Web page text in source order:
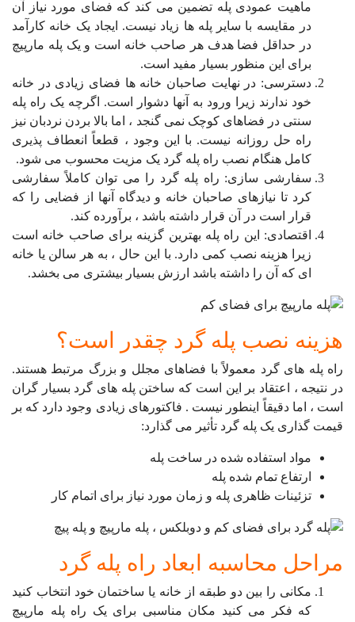
ماهیت عمودی پله تضمین می کند که فضای مورد نیاز آن
در مقایسه با سایر پله ها زیاد نیست. ایجاد یک خانه کارآمد
در حداقل فضا هدف هر صاحب خانه است و یک پله مارپیچ
برای این منظور بسیار مفید است.
دسترسی: در نهایت صاحبان خانه ها فضای زیادی در خانه
خود ندارند زیرا ورود به آنها دشوار است. اگرچه یک راه پله
سنتی در فضاهای کوچک نمی گنجد ، اما بالا بردن نردبان نیز
راه حل روزانه نیست. با این وجود ، قطعاً انعطاف پذیری
کامل هنگام نصب راه پله گرد یک مزیت محسوب می شود.
سفارشی سازی: راه پله گرد را می توان کاملاً سفارشی
کرد تا نیازهای صاحبان خانه و دیدگاه آنها از فضایی را که
قرار است در آن قرار داشته باشد ، برآورده کند.
اقتصادی: این راه پله بهترین گزینه برای صاحب خانه است
زیرا هزینه نصب کمی دارد. با این حال ، به هر سالن یا خانه
ای که آن را داشته باشد ارزش بسیار بیشتری می بخشد.
هزینه نصب پله گرد چقدر است؟
راه پله های گرد معمولاً با فضاهای مجلل و بزرگ مرتبط هستند.
در نتیجه ، اعتقاد بر این است که ساختن پله های گرد بسیار گران
است ، اما دقیقاً اینطور نیست . فاکتورهای زیادی وجود دارد که بر
قیمت گذاری یک پله گرد تأثیر می گذارد:
مواد استفاده شده در ساخت پله
ارتفاع تمام شده پله
تزئینات ظاهری پله و زمان مورد نیاز برای اتمام کار
مراحل محاسبه ابعاد راه پله گرد
مکانی را بین دو طبقه از خانه یا ساختمان خود انتخاب کنید
که فکر می کنید مکان مناسبی برای یک راه پله مارپیچ